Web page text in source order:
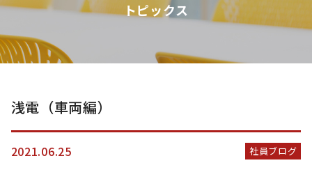
トピックス
浅電（車両編）
2021.06.25 社員ブログ